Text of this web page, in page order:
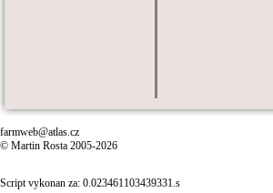
farmweb@atlas.cz
© Martin Rosta 2005-2026
Script vykonan za: 0.023461103439331.s